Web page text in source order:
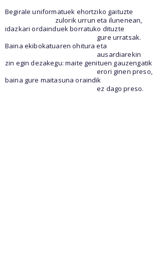
Begirale uniformatuek ehortziko gaituzte
zulorik urrun eta ilunenean,
idazkari ordainduek borratuko dituzte
gure urratsak.
Baina ekibokatuaren ohitura eta
ausardiarekin
zin egin dezakegu: maite genituen gauzengatik
erori ginen preso,
baina gure maitasuna oraindik
ez dago preso.